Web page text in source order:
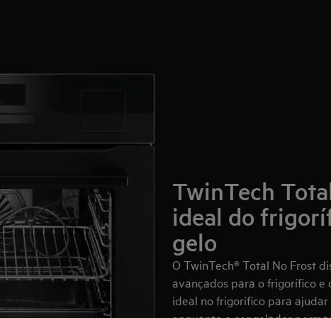
TwinTech
ideal do
gelo
O TwinTech® Total No Frost
avançados para o frigorífico e
ideal no frigorífico para